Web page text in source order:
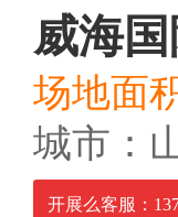
威海
场地面
城市：
开展么客服：